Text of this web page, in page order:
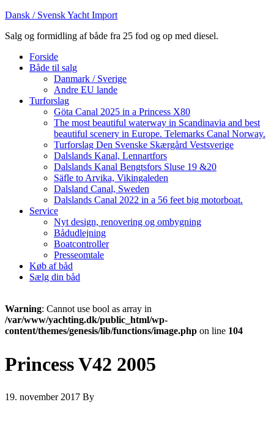
Dansk / Svensk Yacht Import
Salg og formidling af både fra 25 fod og op med diesel.
Forside
Både til salg
Danmark / Sverige
Andre EU lande
Turforslag
Göta Canal 2025 in a Princess X80
The most beautiful waterway in Scandinavia and best
beautiful scenery in Europe. Telemarks Canal Norway.
Turforslag Den Svenske Skærgård Vestsverige
Dalslands Kanal, Lennartfors
Dalslands Kanal Bengtsfors Sluse 19 &20
Säfle to Arvika, Vikingaleden
Dalsland Canal, Sweden
Dalslands Canal 2022 in a 56 feet big motorboat.
Service
Nyt design, renovering og ombygning
Bådudlejning
Boatcontroller
Presseomtale
Køb af båd
Sælg din båd
Warning: Cannot use bool as array in
/var/www/yachting.dk/public_html/wp-
content/themes/genesis/lib/functions/image.php on line 104
Princess V42 2005
19. november 2017 By